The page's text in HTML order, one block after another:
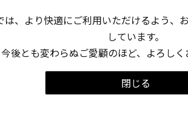
は、より快適にご利用いただけるよう、
しています。
今後とも変わらぬご愛顧のほど、よろしく
閉じる